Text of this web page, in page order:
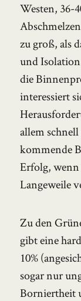
Westen, 36-
zu groß, als
und
die
interessiert
allem
kommende
Erfolg,
Langeweile
Zu den
gibt eine
10%
sogar nur
Borniertheit